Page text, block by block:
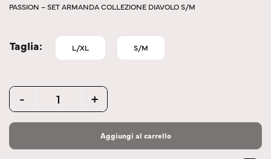
PASSION – SET ARMANDA COLLEZIONE DIAVOLO S/M
Taglia L/XL S/M
Quantity
- +
Aggiungi al carrello